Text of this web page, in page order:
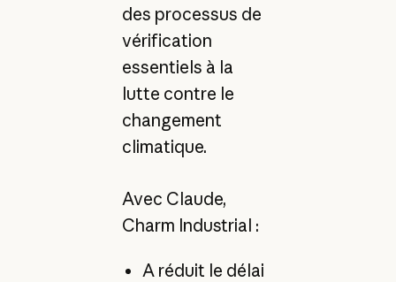
des processus de
vérification
essentiels à la
lutte contre le
changement
climatique.
Avec Claude,
Charm Industrial :
A réduit le délai